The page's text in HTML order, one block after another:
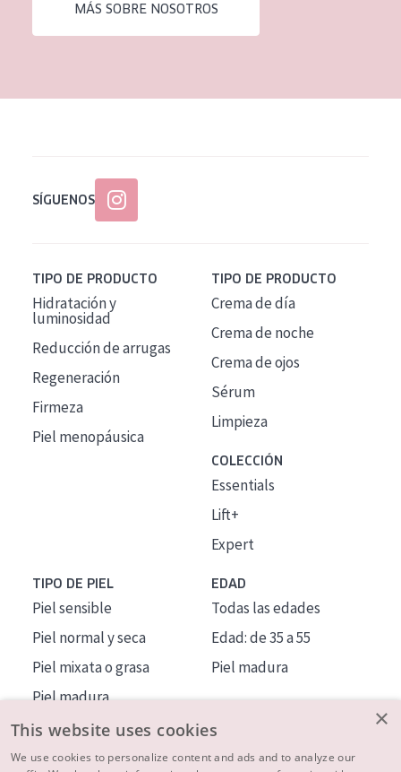
MÁS SOBRE NOSOTROS
SÍGUENOS
TIPO DE PRODUCTO
Hidratación y
luminosidad
Reducción de arrugas
Regeneración
Firmeza
Piel menopáusica
TIPO DE PRODUCTO
Crema de día
Crema de noche
Crema de ojos
Sérum
Limpieza
COLECCIÓN
Essentials
Lift+
Expert
TIPO DE PIEL
Piel sensible
Piel normal y seca
Piel mixata o grasa
Piel madura
Piel expuesta al sol
Piel menopáusica
EDAD
Todas las edades
Edad: de 35 a 55
Piel madura
×
This website uses cookies
We use cookies to personalize content and ads and to analyze our